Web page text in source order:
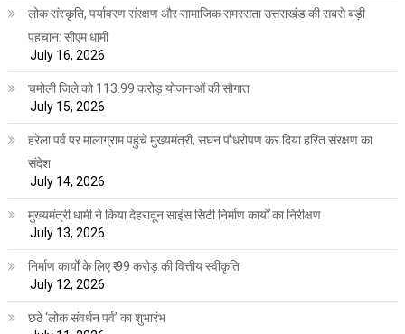
लोक संस्कृति, पर्यावरण संरक्षण और सामाजिक समरसता उत्तराखंड की सबसे बड़ी
पहचान: सीएम धामी
July 16, 2026
चमोली जिले को 113.99 करोड़ योजनाओं की सौगात
July 15, 2026
हरेला पर्व पर मालाग्राम पहुंचे मुख्यमंत्री, सघन पौधरोपण कर दिया हरित संरक्षण का
संदेश
July 14, 2026
मुख्यमंत्री धामी ने किया देहरादून साइंस सिटी निर्माण कार्यों का निरीक्षण
July 13, 2026
निर्माण कार्यों के लिए ₹ 99 करोड़ की वित्तीय स्वीकृति
July 12, 2026
छठे ‘लोक संवर्धन पर्व’ का शुभारंभ